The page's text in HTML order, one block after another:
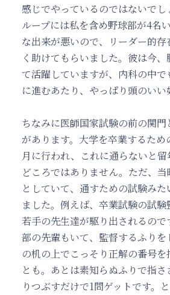
感じでやっているのではないで
ループには私を含め野球部が4名
な出来が悪いので、リーダー的存
く助けてもらいました。彼は今
て活躍していますが、内科の中
に進むあたり、やっぱり頭のいい
ちなみに医師国家試験の前の関
があります。大学を卒業するため
月に行われ、これに通らないと
どころではありません。ただ、
としていて、通すための試験みた
ました。例えば、卒業試験の試
若手の先生達が駆り出されるの
部の先輩もいて、監督するふり
の机の上でこっそり正解の番号を
とも。あとは素知らぬふりで指
りつぶすだけで1問ゲットです。